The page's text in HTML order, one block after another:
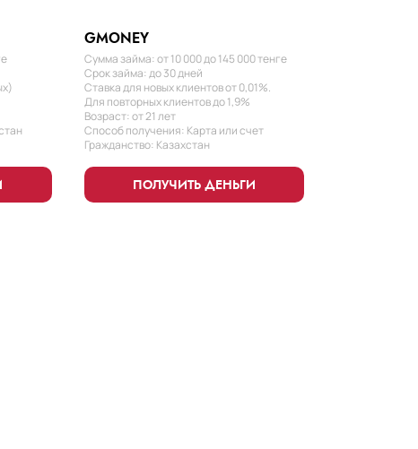
GMONEY
Сумма займа: от 10 000 до 145 000 тенге
Срок займа: до 30 дней
Ставка для новых клиентов от 0,01%.
Для повторных клиентов до 1,9%
Возраст: от 21 лет
Способ получения: Карта или счет
Гражданство: Казахстан
ПОЛУЧИТЬ ДЕНЬГИ